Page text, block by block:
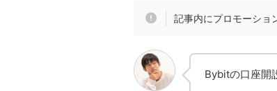
記事内にプロモーショ
Bybitの口座開